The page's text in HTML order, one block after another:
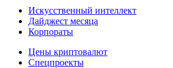
Искусственный интеллект
Дайджест месяца
Корпораты
Цены криптовалют
Спецпроекты